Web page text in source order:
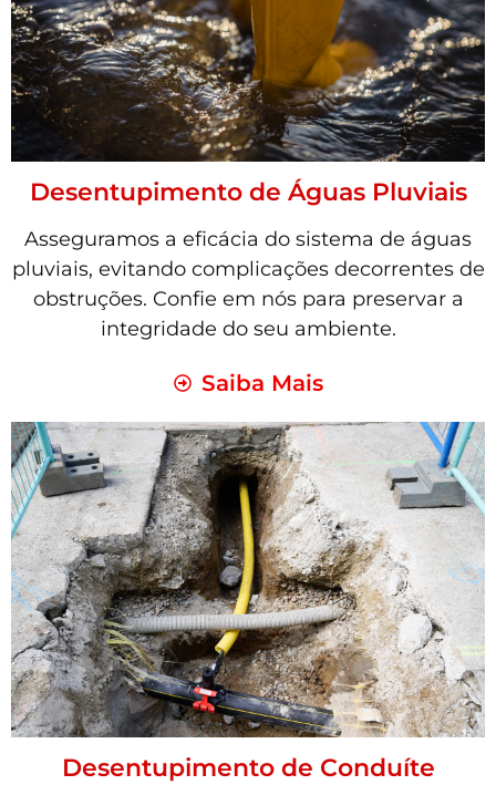
Desentupimento de Águas Pluviais
Asseguramos a eficácia do sistema de águas
pluviais, evitando complicações decorrentes de
obstruções. Confie em nós para preservar a
integridade do seu ambiente.
Saiba Mais
Desentupimento de Conduíte